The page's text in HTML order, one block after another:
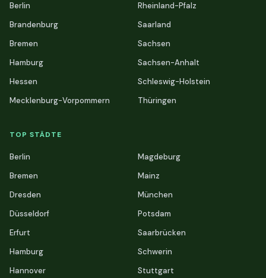
Berlin
Brandenburg
Bremen
Hamburg
Hessen
Mecklenburg-Vorpommern
Rheinland-Pfalz
Saarland
Sachsen
Sachsen-Anhalt
Schleswig-Holstein
Thüringen
TOP STÄDTE
Berlin
Bremen
Dresden
Düsseldorf
Erfurt
Hamburg
Hannover
Magdeburg
Mainz
München
Potsdam
Saarbrücken
Schwerin
Stuttgart